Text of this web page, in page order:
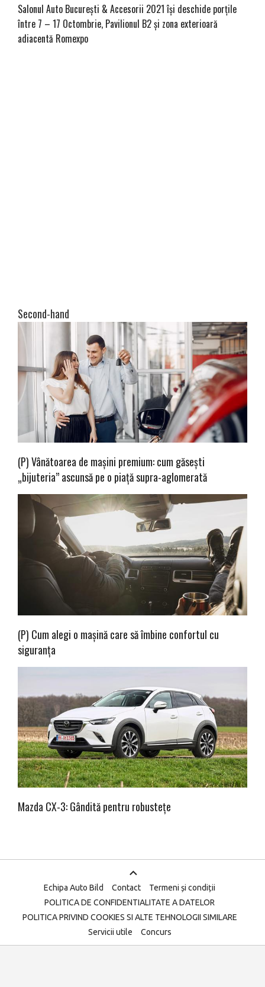
Salonul Auto București & Accesorii 2021 își deschide porțile
între 7 – 17 Octombrie, Pavilionul B2 și zona exterioară
adiacentă Romexpo
Second-hand
(P) Vânătoarea de mașini premium: cum găsești
„bijuteria” ascunsă pe o piață supra-aglomerată
(P) Cum alegi o mașină care să îmbine confortul cu
siguranța
Mazda CX-3: Gândită pentru robustețe
Echipa Auto Bild Contact
Termeni și condiții
POLITICA DE CONFIDENTIALITATE A DATELOR
POLITICA PRIVIND COOKIES SI ALTE TEHNOLOGII SIMILARE
Servicii utile
Concurs